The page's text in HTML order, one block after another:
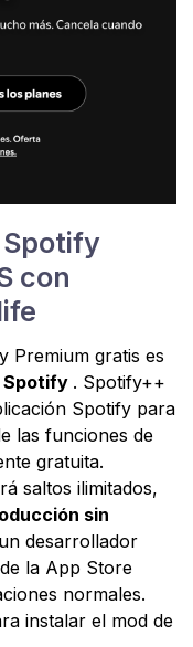
Spotify
con
Premium gratis es
Spotify . Spotify++
Spotify para
las funciones de
gratuita.
saltos ilimitados,
sin
desarrollador
la App Store
normales.
instalar el mod de